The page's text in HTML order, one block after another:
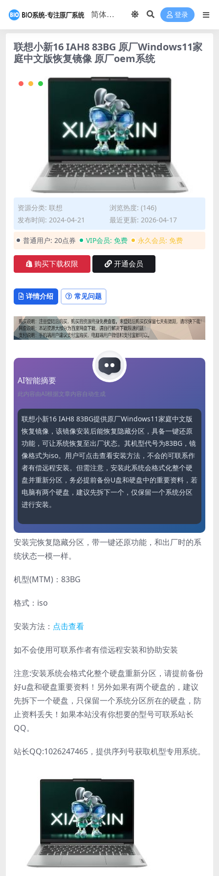
登录
联想小新16 IAH8 83BG 原厂Windows11家
庭中文版恢复镜像 原厂oem系统
资源分类: 联想
浏览热度: (146)
发布时间: 2024-04-21
最近更新: 2026-04-17
普通用户: 20点券 VIP会员: 免费 永久会员: 免费
购买下载权限 开通会员
详情介绍 常见问题
AI智能摘要
此内容由AI根据文章内容自动生成
联想小新16 IAH8 83BG提供原厂Windows11家庭中文版
恢复镜像，该镜像安装后能恢复隐藏分区，具备一键还原
功能，可让系统恢复至出厂状态。其机型代号为83BG，镜
像格式为iso。用户可点击查看安装方法，不会的可联系作
者有偿远程安装。但需注意，安装此系统会格式化整个硬
盘并重新分区，务必提前备份U盘和硬盘中的重要资料，若
电脑有两个硬盘，建议先拆下一个，仅保留一个系统分区
进行安装。
安装完恢复隐藏分区，带一键还原功能，和出厂时的系
统状态一模一样。
机型(MTM)：83BG
格式：iso
安装方法： 点击查看
如不会使用可联系作者有偿远程安装和协助安装
注意:安装系统会格式化整个硬盘重新分区，请提前备份
好u盘和硬盘重要资料！另外如果有两个硬盘的，建议
先拆下一个硬盘，只保留一个系统分区所在的硬盘，防
止资料丢失！如果本站没有你想要的型号可联系站长
QQ。
站长QQ:1026247465，提供序列号获取机型专用系统。